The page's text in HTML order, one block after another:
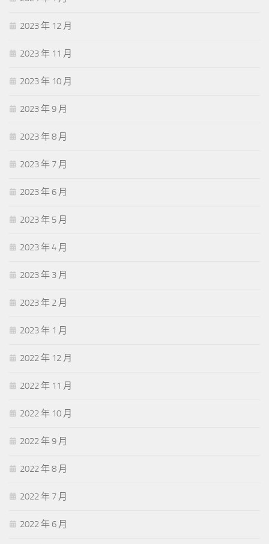
2023 年 12 月
2023 年 11 月
2023 年 10 月
2023 年 9 月
2023 年 8 月
2023 年 7 月
2023 年 6 月
2023 年 5 月
2023 年 4 月
2023 年 3 月
2023 年 2 月
2023 年 1 月
2022 年 12 月
2022 年 11 月
2022 年 10 月
2022 年 9 月
2022 年 8 月
2022 年 7 月
2022 年 6 月